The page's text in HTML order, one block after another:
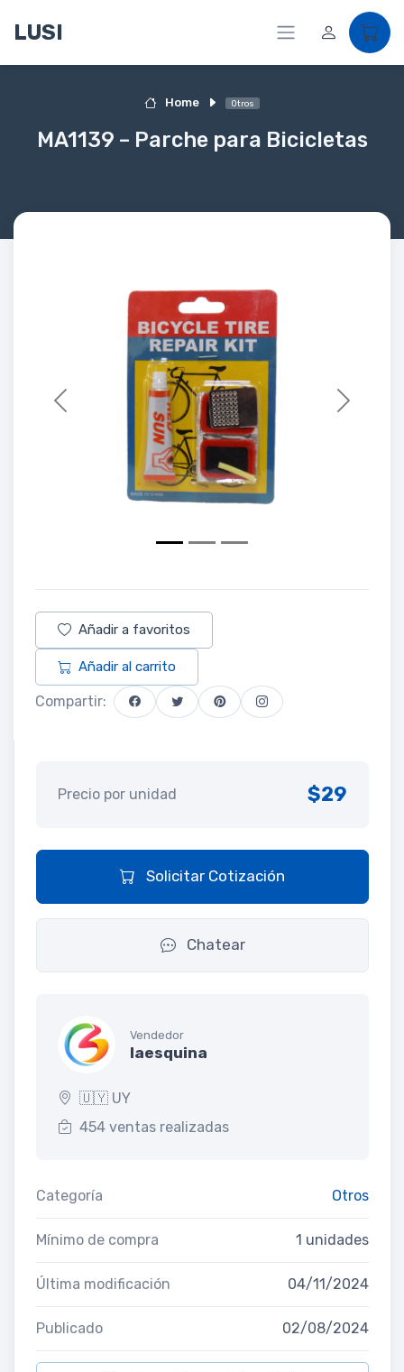
LUSI
Home Otros
MA1139 – Parche para Bicicletas
Previous Next
Añadir a favoritos
Añadir al carrito
Compartir:
Precio por unidad $29
Solicitar Cotización
Chatear
Vendedor
laesquina
🇺🇾 UY
454 ventas realizadas
Categoría Otros
Mínimo de compra 1 unidades
Última modificación 04/11/2024
Publicado 02/08/2024